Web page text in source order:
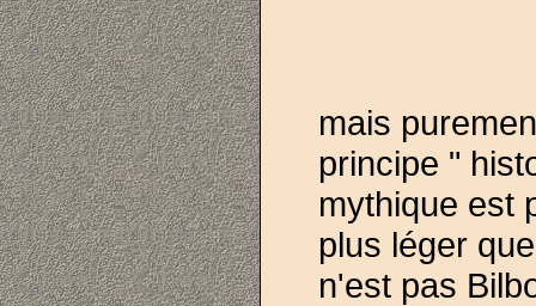
mais
principe "
mythique est
plus léger
n'est pas